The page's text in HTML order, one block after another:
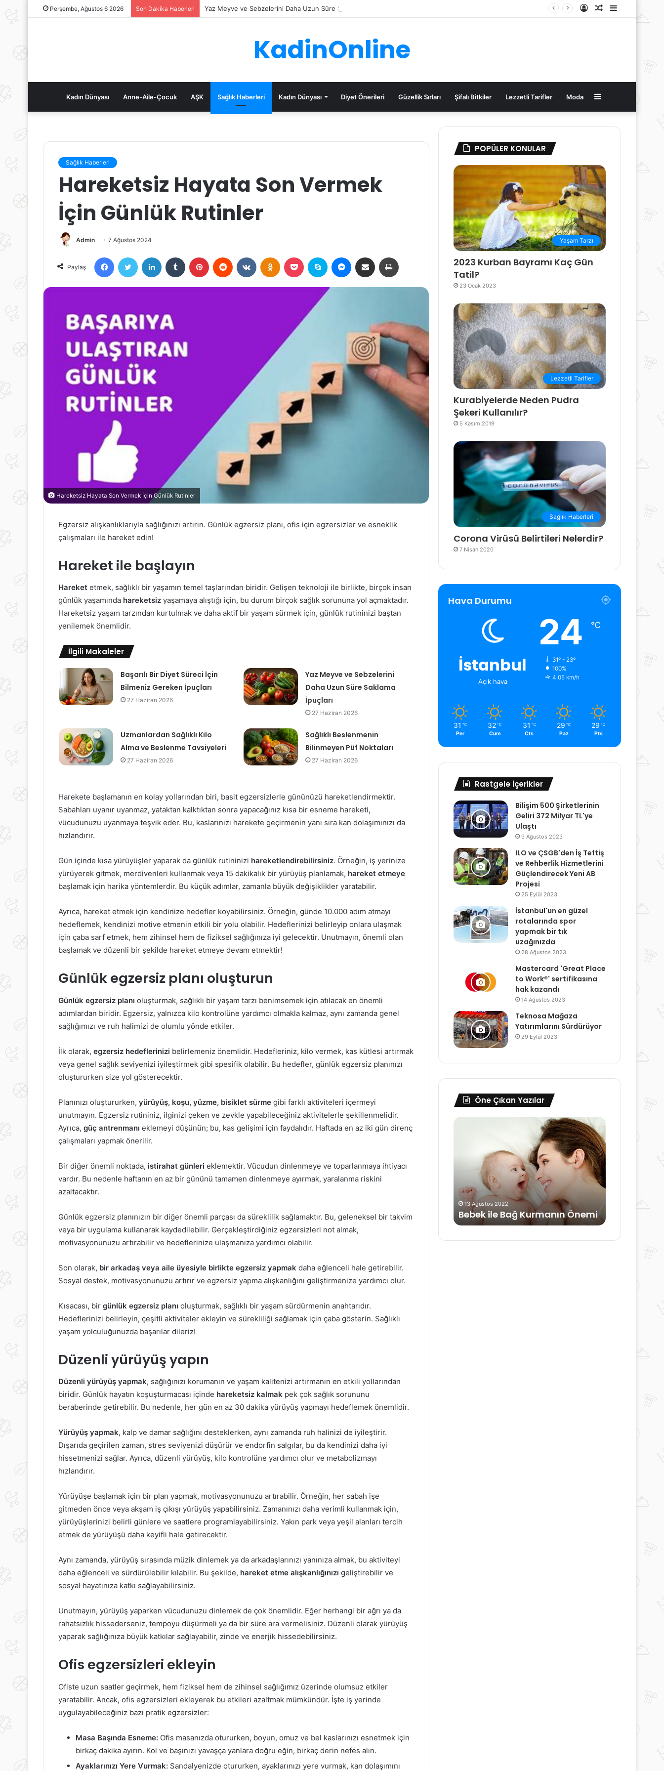
Perşembe, Ağustos 6 2026 Son Dakika Haberleri Yaz Meyve ve Sebzelerini Daha Uzun Süre Saklama İpuçları
Kenar
Bölmesi
Rastgele
Kayıt
KadinOnline
Kadın Dünyası Anne-Aile-Çocuk AŞK Sağlık Haberleri Kadın Dünyası Diyet Önerileri Güzellik Sırları Şifalı Bitkiler Lezzetli Tarifler Moda Kenar
Bölmesi
Sağlık Haberleri
Hareketsiz Hayata Son Vermek
İçin Günlük Rutinler
Admin 7 Ağustos 2024
Paylaş
FacebookTwitter LinkedIn Tumblr Pinterest Reddit VKontakteOdnoklassniki
Pocket Skype MessengerE-Posta ile paylaş
Hareketsiz Hayata Son Vermek İçin Günlük Rutinler
Egzersiz alışkanlıklarıyla sağlığınızı artırın. Günlük egzersiz planı, ofis için egzersizler ve esneklik
çalışmaları ile hareket edin!
Hareket ile başlayın
Hareket etmek, sağlıklı bir yaşamın temel taşlarından biridir. Gelişen teknoloji ile birlikte, birçok insan
günlük yaşamında hareketsiz yaşamaya alıştığı için, bu durum birçok sağlık sorununa yol açmaktadır.
Hareketsiz yaşam tarzından kurtulmak ve daha aktif bir yaşam sürmek için, günlük rutininizi baştan
yenilemek önemlidir.
İlgili Makaleler
Başarılı Bir Diyet Süreci İçin
Bilmeniz Gereken İpuçları
27 Haziran 2026
Yaz Meyve ve Sebzelerini
Daha Uzun Süre Saklama
İpuçları
27 Haziran 2026
Uzmanlardan Sağlıklı Kilo
Alma ve Beslenme Tavsiyeleri
27 Haziran 2026
Sağlıklı Beslenmenin
Bilinmeyen Püf Noktaları
27 Haziran 2026
Harekete başlamanın en kolay yollarından biri, basit egzersizlerle gününüzü hareketlendirmektir.
Sabahları uyanır uyanmaz, yataktan kalktıktan sonra yapacağınız kısa bir esneme hareketi,
vücudunuzu uyanmaya teşvik eder. Bu, kaslarınızı harekete geçirmenin yanı sıra kan dolaşımınızı da
hızlandırır.
Gün içinde kısa yürüyüşler yaparak da günlük rutininizi hareketlendirebilirsiniz. Örneğin, iş yerinize
yürüyerek gitmek, merdivenleri kullanmak veya 15 dakikalık bir yürüyüş planlamak, hareket etmeye
başlamak için harika yöntemlerdir. Bu küçük adımlar, zamanla büyük değişiklikler yaratabilir.
Ayrıca, hareket etmek için kendinize hedefler koyabilirsiniz. Örneğin, günde 10.000 adım atmayı
hedeflemek, kendinizi motive etmenin etkili bir yolu olabilir. Hedeflerinizi belirleyip onlara ulaşmak
için çaba sarf etmek, hem zihinsel hem de fiziksel sağlığınıza iyi gelecektir. Unutmayın, önemli olan
başlamak ve düzenli bir şekilde hareket etmeye devam etmektir!
Günlük egzersiz planı oluşturun
Günlük egzersiz planı oluşturmak, sağlıklı bir yaşam tarzı benimsemek için atılacak en önemli
adımlardan biridir. Egzersiz, yalnızca kilo kontrolüne yardımcı olmakla kalmaz, aynı zamanda genel
sağlığımızı ve ruh halimizi de olumlu yönde etkiler.
İlk olarak, egzersiz hedeflerinizi belirlemeniz önemlidir. Hedefleriniz, kilo vermek, kas kütlesi artırmak
veya genel sağlık seviyenizi iyileştirmek gibi spesifik olabilir. Bu hedefler, günlük egzersiz planınızı
oluştururken size yol gösterecektir.
Planınızı oluştururken, yürüyüş, koşu, yüzme, bisiklet sürme gibi farklı aktiviteleri içermeyi
unutmayın. Egzersiz rutininiz, ilginizi çeken ve zevkle yapabileceğiniz aktivitelerle şekillenmelidir.
Ayrıca, güç antrenmanı eklemeyi düşünün; bu, kas gelişimi için faydalıdır. Haftada en az iki gün direnç
çalışmaları yapmak önerilir.
Bir diğer önemli noktada, istirahat günleri eklemektir. Vücudun dinlenmeye ve toparlanmaya ihtiyacı
vardır. Bu nedenle haftanın en az bir gününü tamamen dinlenmeye ayırmak, yaralanma riskini
azaltacaktır.
Günlük egzersiz planınızın bir diğer önemli parçası da süreklilik sağlamaktır. Bu, geleneksel bir takvim
veya bir uygulama kullanarak kaydedilebilir. Gerçekleştirdiğiniz egzersizleri not almak,
motivasyonunuzu artırabilir ve hedeflerinize ulaşmanıza yardımcı olabilir.
Son olarak, bir arkadaş veya aile üyesiyle birlikte egzersiz yapmak daha eğlenceli hale getirebilir.
Sosyal destek, motivasyonunuzu artırır ve egzersiz yapma alışkanlığını geliştirmenize yardımcı olur.
Kısacası, bir günlük egzersiz planı oluşturmak, sağlıklı bir yaşam sürdürmenin anahtarıdır.
Hedeflerinizi belirleyin, çeşitli aktiviteler ekleyin ve sürekliliği sağlamak için çaba gösterin. Sağlıklı
yaşam yolculuğunuzda başarılar dileriz!
Düzenli yürüyüş yapın
Düzenli yürüyüş yapmak, sağlığınızı korumanın ve yaşam kalitenizi artırmanın en etkili yollarından
biridir. Günlük hayatın koşuşturmacası içinde hareketsiz kalmak pek çok sağlık sorununu
beraberinde getirebilir. Bu nedenle, her gün en az 30 dakika yürüyüş yapmayı hedeflemek önemlidir.
Yürüyüş yapmak, kalp ve damar sağlığını desteklerken, aynı zamanda ruh halinizi de iyileştirir.
Dışarıda geçirilen zaman, stres seviyenizi düşürür ve endorfin salgılar, bu da kendinizi daha iyi
hissetmenizi sağlar. Ayrıca, düzenli yürüyüş, kilo kontrolüne yardımcı olur ve metabolizmayı
hızlandırır.
Yürüyüşe başlamak için bir plan yapmak, motivasyonunuzu artırabilir. Örneğin, her sabah işe
gitmeden önce veya akşam iş çıkışı yürüyüş yapabilirsiniz. Zamanınızı daha verimli kullanmak için,
yürüyüşlerinizi belirli günlere ve saatlere programlayabilirsiniz. Yakın park veya yeşil alanları tercih
etmek de yürüyüşü daha keyifli hale getirecektir.
Aynı zamanda, yürüyüş sırasında müzik dinlemek ya da arkadaşlarınızı yanınıza almak, bu aktiviteyi
daha eğlenceli ve sürdürülebilir kılabilir. Bu şekilde, hareket etme alışkanlığınızı geliştirebilir ve
sosyal hayatınıza katkı sağlayabilirsiniz.
Unutmayın, yürüyüş yaparken vücudunuzu dinlemek de çok önemlidir. Eğer herhangi bir ağrı ya da
rahatsızlık hissederseniz, tempoyu düşürmeli ya da bir süre ara vermelisiniz. Düzenli olarak yürüyüş
yaparak sağlığınıza büyük katkılar sağlayabilir, zinde ve enerjik hissedebilirsiniz.
Ofis egzersizleri ekleyin
Ofiste uzun saatler geçirmek, hem fiziksel hem de zihinsel sağlığımız üzerinde olumsuz etkiler
yaratabilir. Ancak, ofis egzersizleri ekleyerek bu etkileri azaltmak mümkündür. İşte iş yerinde
uygulayabileceğiniz bazı pratik egzersizler:
Masa Başında Esneme: Ofis masanızda otururken, boyun, omuz ve bel kaslarınızı esnetmek için
birkaç dakika ayırın. Kol ve başınızı yavaşça yanlara doğru eğin, birkaç derin nefes alın.
Ayaklarınızı Yere Vurmak: Sandalyenizde otururken, ayaklarınızı yere vurmak, kan dolaşımını
POPÜLER KONULAR
Yaşam Tarzı
2023 Kurban Bayramı Kaç Gün
Tatil?
23 Ocak 2023
Lezzetli Tarifler
Kurabiyelerde Neden Pudra
Şekeri Kullanılır?
5 Kasım 2019
Sağlık Haberleri
Corona Virüsü Belirtileri Nelerdir?
7 Nisan 2020
Hava Durumu
İstanbul
Açık hava
24 ℃
31º - 23º
100%
4.05 km/h
31 ℃
Per
32 ℃
Cum
31 ℃
Cts
29 ℃
Paz
29 ℃
Pts
Rastgele içerikler
Bilişim 500 Şirketlerinin
Geliri 372 Milyar TL'ye
Ulaştı
9 Ağustos 2023
ILO ve ÇSGB'den İş Teftiş
ve Rehberlik Hizmetlerini
Güçlendirecek Yeni AB
Projesi
25 Eylül 2023
İstanbul'un en güzel
rotalarında spor
yapmak bir tık
uzağınızda
28 Ağustos 2023
Mastercard 'Great Place
to Work®' sertifikasına
hak kazandı
14 Ağustos 2023
Teknosa Mağaza
Yatırımlarını Sürdürüyor
29 Eylül 2023
Öne Çıkan Yazılar
Enginar
Yaprağı
Çayı
Faydalıdır?
17 Aralık 2022
Faydalıdır?
Marka
Kullanıma
Kullanıma Açılıyor
ile
Önemi
Bebek ile Bağ Kurmanın Önemi
Dikkat
Eksikliğinin
Belirtileri
29 Ağustos 2019
Dikkat Eksikliğinin